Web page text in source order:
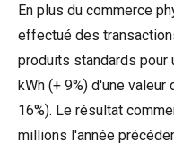
En plus du commerce
effectué des
produits standards pour
kWh (+ 9%) d'une
16%). Le résultat
millions l'année